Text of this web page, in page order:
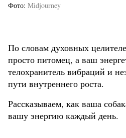
Фото Midjourney
По словам духовных
просто питомец, а ваш
телохранитель вибраций и
пути внутреннего роста.
Рассказываем, как ваша
вашу энергию каждый день.